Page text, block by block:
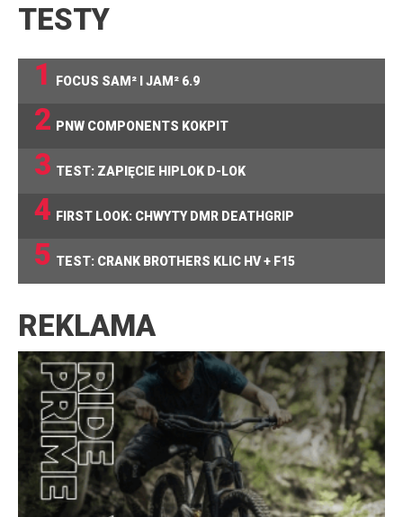
TESTY
1
FOCUS SAM² I JAM² 6.9
2 PNW COMPONENTS KOKPIT
3 TEST: ZAPIĘCIE HIPLOK D-LOK
4 FIRST LOOK: CHWYTY DMR DEATHGRIP
5 TEST: CRANK BROTHERS KLIC HV + F15
REKLAMA